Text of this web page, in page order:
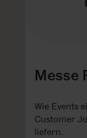
Messe
Wie Events
Customer
liefern.